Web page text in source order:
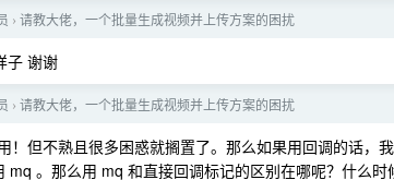
› 请教大佬，一个批量生成视频并上传方案的困扰
子 谢谢
› 请教大佬，一个批量生成视频并上传方案的困扰
！但不熟且很多困惑就搁置了。那么如果用回调的话，
mq 。那么用 mq 和直接回调标记的区别在哪呢？什么